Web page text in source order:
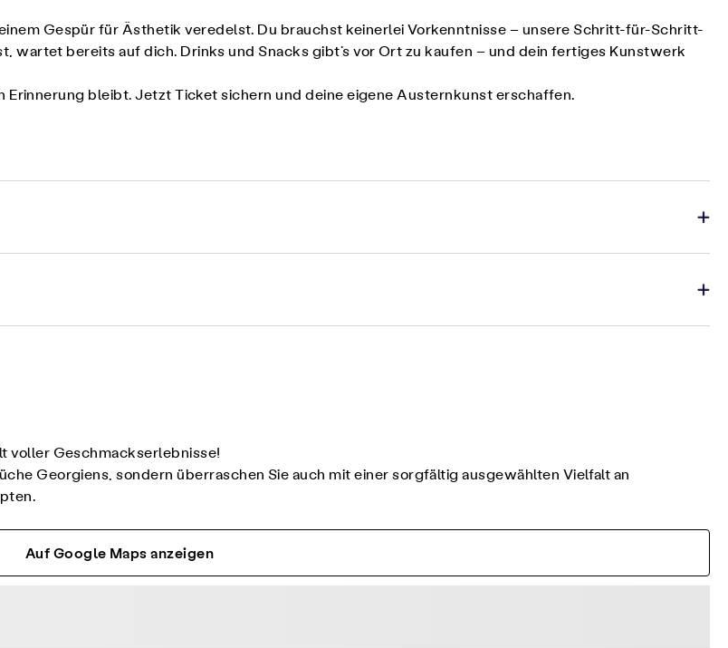
Gespür für Ästhetik veredelst. Du brauchst keinerlei Vorkenntnisse – unsere Schritt-für-Schritt-
wartet bereits auf dich. Drinks und Snacks gibt’s vor Ort zu kaufen – und dein fertiges Kunstwerk
bleibt. Jetzt Ticket sichern und deine eigene Austernkunst erschaffen.
voller Geschmackserlebnisse!
Georgiens, sondern überraschen Sie auch mit einer sorgfältig ausgewählten Vielfalt an
Auf Google Maps anzeigen